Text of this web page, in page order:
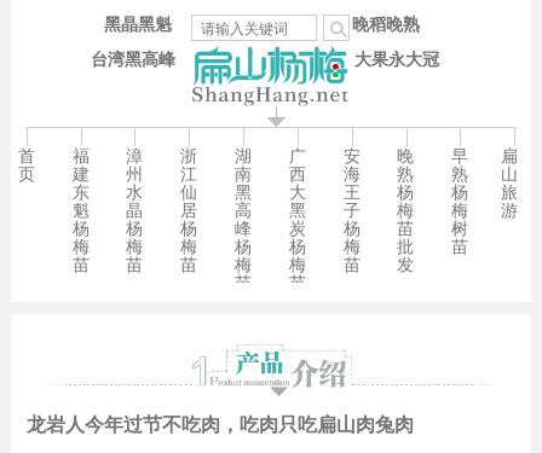
台湾黑高峰
晚稻晚熟
大果永大冠
黑晶黑魁
首
页
福
建
东
魁
杨
梅
苗
漳
州
水
晶
杨
梅
苗
浙
江
仙
居
杨
梅
苗
湖
南
黑
高
峰
杨
梅
苗
广
西
大
黑
炭
杨
梅
苗
安
海
王
子
杨
梅
苗
晚
熟
杨
梅
苗
批
发
早
熟
杨
梅
树
苗
扁
山
旅
游
龙岩人今年过节不吃肉，吃肉只吃扁山肉兔肉